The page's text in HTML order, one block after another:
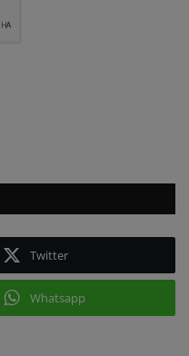
Twitter
Whatsapp